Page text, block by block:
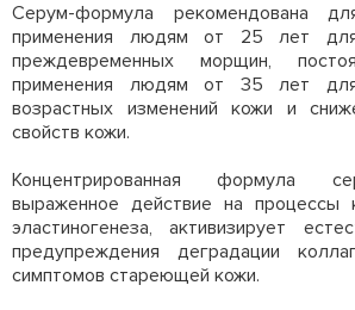
Серум-формула рекомендована
применения людям от 25 лет для
преждевременных морщин,
применения людям от 35 лет для
возрастных изменений кожи и
свойств кожи.
Концентрированная формула
выраженное действие на процессы
эластиногенеза, активизирует
предупреждения деградации
симптомов стареющей кожи.